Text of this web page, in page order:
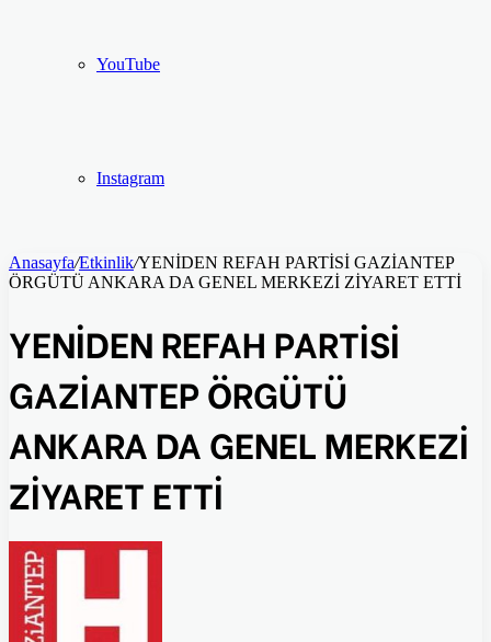
YouTube
Instagram
Anasayfa/Etkinlik/YENİDEN REFAH PARTİSİ GAZİANTEP
ÖRGÜTÜ ANKARA DA GENEL MERKEZİ ZİYARET ETTİ
YENİDEN REFAH PARTİSİ
GAZİANTEP ÖRGÜTÜ
ANKARA DA GENEL MERKEZİ
ZİYARET ETTİ